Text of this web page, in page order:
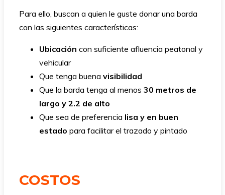
Para ello, buscan a quien le guste donar una barda
con las siguientes características:
Ubicación con suficiente afluencia peatonal y
vehicular
Que tenga buena visibilidad
Que la barda tenga al menos 30 metros de
largo y 2.2 de alto
Que sea de preferencia lisa y en buen
estado para facilitar el trazado y pintado
COSTOS